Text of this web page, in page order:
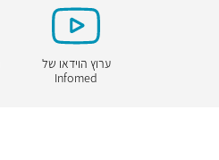
ערוץ הוידאו של
Infomed